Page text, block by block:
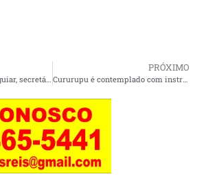
Homenagem: Katma Aguiar, secretária de Assistência Social de Cururupu, presta homenagem pelo Dia Internacional da Mulher.
PRÓXIMO
Cururupu é contemplado com instrumentos musicais pelo Programa Maranhão Musical.